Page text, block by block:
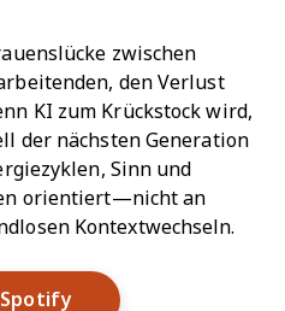
zwischen
den Verlust
KI zum Krückstock wird,
der nächsten Generation
Sinn und
orientiert—nicht an
Kontextwechseln.
SpotifyOpens New Window